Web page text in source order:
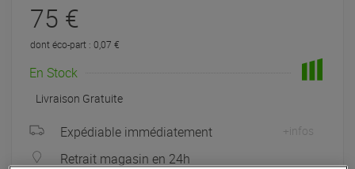
75 €
dont éco-part : 0,07 €
En Stock
Livraison Gratuite
Expédiable immédiatement +infos
Retrait magasin en 24h